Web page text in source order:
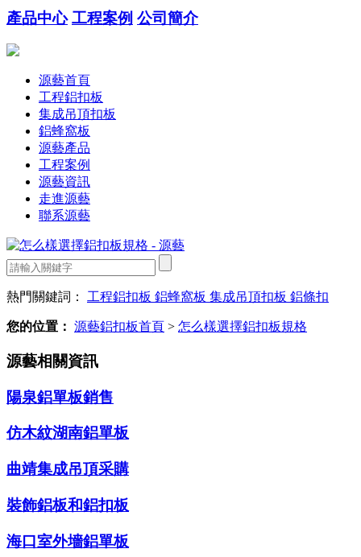
產品中心 工程案例 公司簡介
源藝首頁
工程鋁扣板
集成吊頂扣板
鋁蜂窩板
源藝產品
工程案例
源藝資訊
走進源藝
聯系源藝
熱門關鍵詞： 工程鋁扣板 鋁蜂窩板 集成吊頂扣板 鋁條扣
您的位置： 源藝鋁扣板首頁 > 怎么樣選擇鋁扣板規格
源藝相關資訊
陽泉鋁單板銷售
仿木紋湖南鋁單板
曲靖集成吊頂采購
裝飾鋁板和鋁扣板
海口室外墻鋁單板